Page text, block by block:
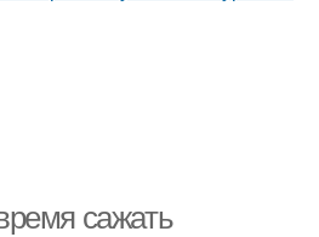
сажать